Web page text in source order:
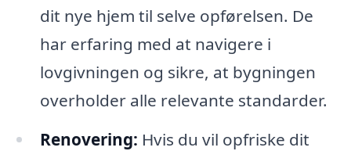
dit nye hjem til selve opførelsen. De
har erfaring med at navigere i
lovgivningen og sikre, at bygningen
overholder alle relevante standarder.
Renovering: Hvis du vil opfriske dit